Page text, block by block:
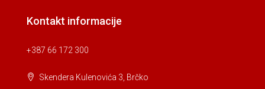
Kontakt informacije
+387 66 172 300
Skendera Kulenovića 3, Brčko